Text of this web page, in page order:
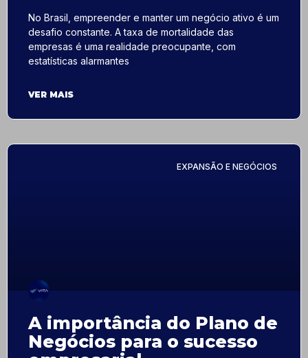
No Brasil, empreender e manter um negócio ativo é um
desafio constante. A taxa de mortalidade das
empresas é uma realidade preocupante, com
estatísticas alarmantes
VER MAIS
EXPANSÃO E NEGÓCIOS
A importância do Plano de
Negócios para o sucesso